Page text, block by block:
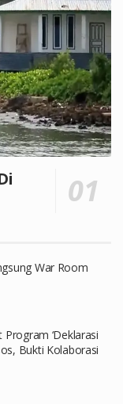
War Room
‘Deklarasi
Bukti Kolaborasi